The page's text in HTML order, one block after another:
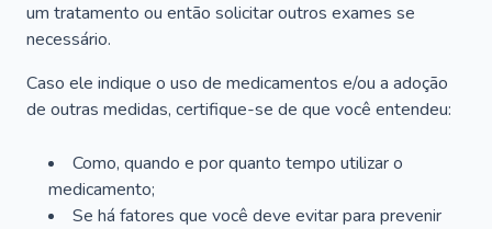
um tratamento ou então solicitar outros exames se
necessário.
Caso ele indique o uso de medicamentos e/ou a adoção
de outras medidas, certifique-se de que você entendeu:
Como, quando e por quanto tempo utilizar o
medicamento;
Se há fatores que você deve evitar para prevenir